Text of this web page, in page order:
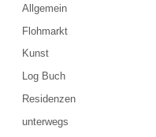
Allgemein
Flohmarkt
Kunst
Log Buch
Residenzen
unterwegs